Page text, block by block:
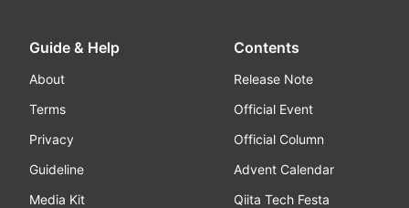
Guide & Help
About
Terms
Privacy
Guideline
Media Kit
Contents
Release Note
Official Event
Official Column
Advent Calendar
Qiita Tech Festa